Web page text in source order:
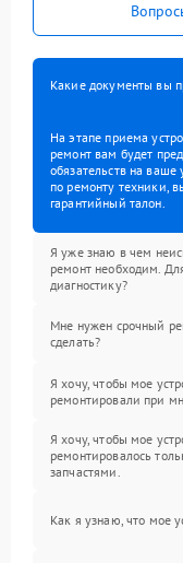
Какие документы вы
На этапе приема
ремонт вам будет
обязательств на ваше
по ремонту техники,
гарантийный талон.
Я уже знаю в чем
ремонт необходим.
диагностику?
Мне нужен срочный
сделать?
Я хочу, чтобы мое
ремонтировали при
Я хочу, чтобы мое
ремонтировалось
запчастями.
Как я узнаю, что мое